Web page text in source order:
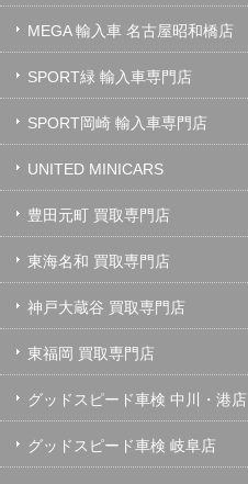
MEGA 輸入車 名古屋昭和橋店
SPORT緑 輸入車専門店
SPORT岡崎 輸入車専門店
UNITED MINICARS
豊田元町 買取専門店
東海名和 買取専門店
神戸大蔵谷 買取専門店
東福岡 買取専門店
グッドスピード車検 中川・港店
グッドスピード車検 岐阜店